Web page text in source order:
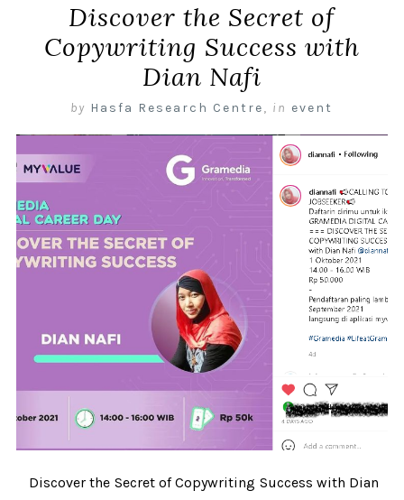
Discover the Secret of
Copywriting Success with
Dian Nafi
by Hasfa Research Centre, in event
Discover the Secret of Copywriting Success with Dian